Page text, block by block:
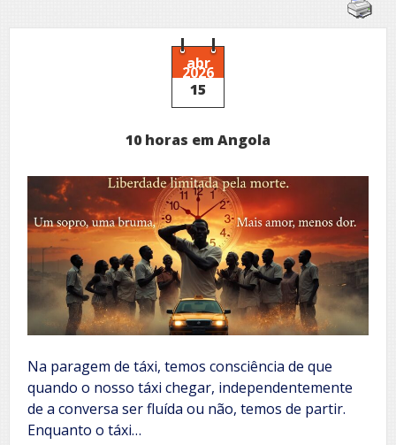
abr
2026
15
10 horas em Angola
Na paragem de táxi, temos consciência de que
quando o nosso táxi chegar, independentemente
de a conversa ser fluída ou não, temos de partir.
Enquanto o táxi…